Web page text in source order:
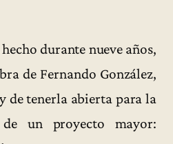
durante nueve años,
de Fernando González,
de tenerla abierta para la
un proyecto mayor: